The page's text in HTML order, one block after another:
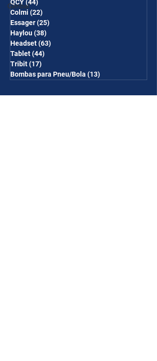
Gimbal
QCY(44)
Colmi (22)
Essager(25)
Haylou(38)
Headset(63)
Tablet(44)
Tribit(17)
Bombas para Pneu/Bola (13)